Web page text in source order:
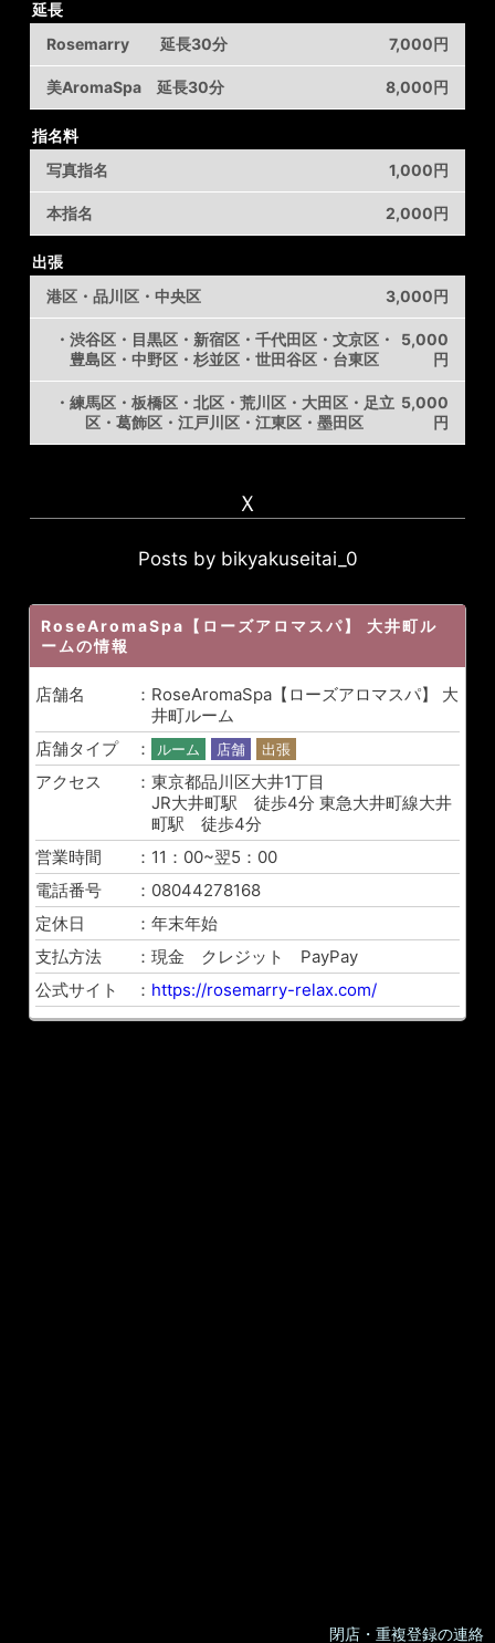
延長
Rosemarry 延長30分
7,000円
美AromaSpa 延長30分 8,000円
指名料
写真指名
1,000円
本指名 2,000円
出張
港区・品川区・中央区
3,000円
・渋谷区・目黒区・新宿区・千代田区・文京区・
豊島区・中野区・杉並区・世田谷区・台東区
5,000
円
・練馬区・板橋区・北区・荒川区・大田区・足立
区・葛飾区・江戸川区・江東区・墨田区
5,000
円
Ｘ
Posts by bikyakuseitai_0
RoseAromaSpa【ローズアロマスパ】 大井町ル
ームの情報
店舗名
RoseAromaSpa【ローズアロマスパ】 大
井町ルーム
店舗タイプ
ルーム 店舗 出張
アクセス
東京都品川区大井1丁目
JR大井町駅 徒歩4分 東急大井町線大井
町駅 徒歩4分
営業時間
11：00~翌5：00
電話番号
08044278168
定休日
年末年始
支払方法
現金 クレジット PayPay
公式サイト
https://rosemarry-relax.com/
閉店・重複登録の連絡